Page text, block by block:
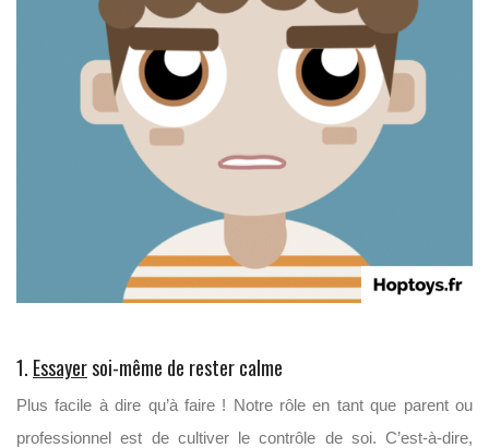
1. Essayersoi-même de rester calme
Plus facile à dire qu’à faire ! Notre rôle en tant que parent ou
professionnel est de cultiver le contrôle de soi. C’est-à-dire,